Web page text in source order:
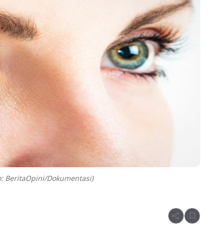
BeritaOpini/Dokumentasi)
share bookmark